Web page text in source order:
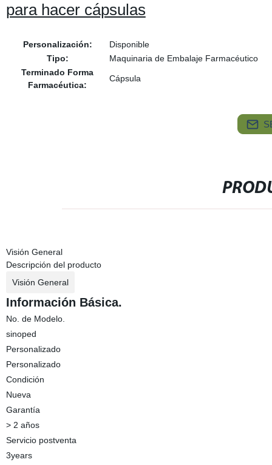
para hacer cápsulas
Personalización:
Disponible
Tipo:
Maquinaria de Embalaje Farmacéutico
Terminado Forma
Farmacéutica:
Cápsula
Visión General
Descripción del producto
Visión General
Información Básica.
No. de Modelo.
sinoped
Personalizado
Personalizado
Condición
Nueva
Garantía
> 2 años
Servicio postventa
3years